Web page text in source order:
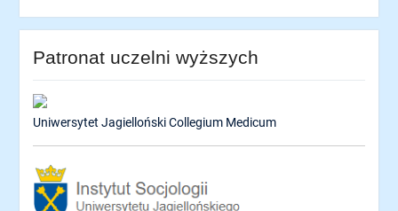
Patronat uczelni wyższych
Uniwersytet Jagielloński Collegium Medicum